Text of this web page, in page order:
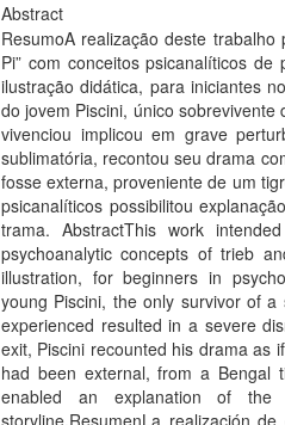
Abstract
ResumoA realização deste
Pi” com conceitos psicanalíticos
ilustração didática, para iniciantes
do jovem Piscini, único
vivenciou implicou em grave
sublimatória, recontou seu drama
fosse externa, proveniente de um
psicanalíticos possibilitou
trama. AbstractThis work
psychoanalytic concepts of trieb
illustration, for beginners in
young Piscini, the only survivor of
experienced resulted in a severe
exit, Piscini recounted his drama as
had been external, from a Bengal
enabled an explanation of
storyline.ResumenLa realización